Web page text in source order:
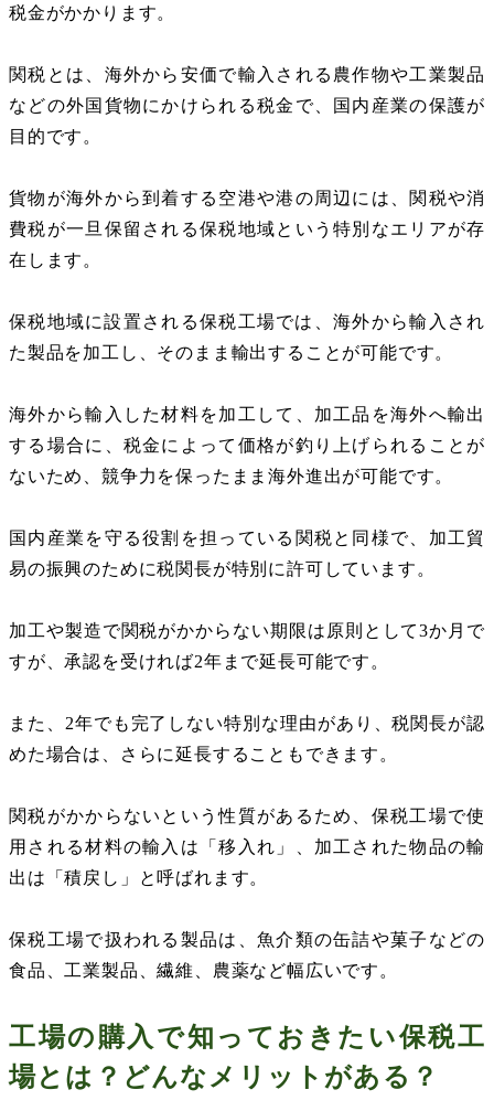
税金がかかります。
関税とは、海外から安価で輸入される農作物や工業製品
などの外国貨物にかけられる税金で、国内産業の保護が
目的です。
貨物が海外から到着する空港や港の周辺には、関税や消
費税が一旦保留される保税地域という特別なエリアが存
在します。
保税地域に設置される保税工場では、海外から輸入され
た製品を加工し、そのまま輸出することが可能です。
海外から輸入した材料を加工して、加工品を海外へ輸出
する場合に、税金によって価格が釣り上げられることが
ないため、競争力を保ったまま海外進出が可能です。
国内産業を守る役割を担っている関税と同様で、加工貿
易の振興のために税関長が特別に許可しています。
加工や製造で関税がかからない期限は原則として3か月で
すが、承認を受ければ2年まで延長可能です。
また、 2年でも完了しない特別な理由があり、税関長が認
めた場合は、さらに延長することもできます。
関税がかからないという性質があるため、保税工場で使
用される材料の輸入は「移入れ」、加工された物品の輸
出は「積戻し」と呼ばれます。
保税工場で扱われる製品は、魚介類の缶詰や菓子などの
食品、工業製品、繊維、農薬など幅広いです。
工場の購入で知っておきたい保税工
場とは？どんなメリットがある？